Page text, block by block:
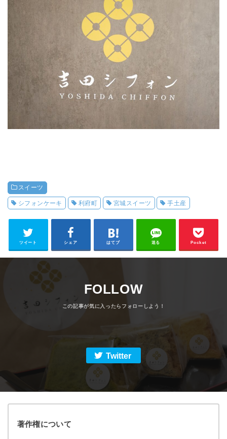
スイーツ
シフォンケーキ 利府町 宮城スイーツ 手土産
ツイート シェア はてブ 送る Pocket
FOLLOW
Twitter
著作権について